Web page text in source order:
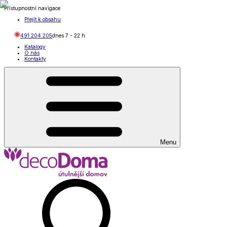
Přístupnostní navigace
Přejít k obsahu
491 204 205dnes 7 - 22 h
Katalogy
O nás
Kontakty
Menu